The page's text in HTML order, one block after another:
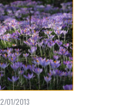
01/2013